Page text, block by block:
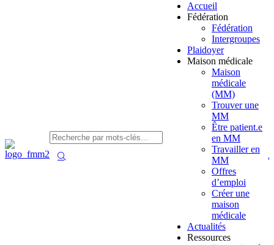
Accueil
Fédération
Fédération
Intergroupes
Plaidoyer
Maison médicale
Maison
médicale
(MM)
Trouver une
MM
Être patient.e
en MM
Travailler en
MM
Offres
d’emploi
Créer une
maison
médicale
Actualités
Ressources